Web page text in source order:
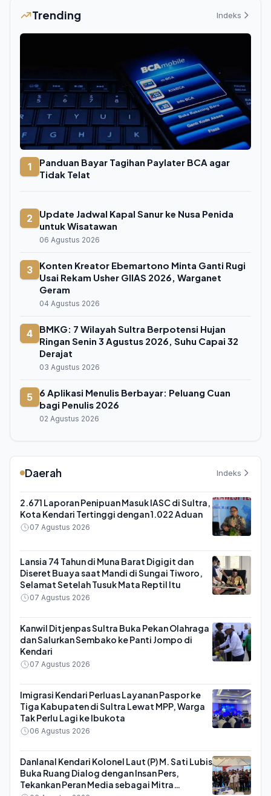
Trending Indeks
1
Panduan Bayar Tagihan Paylater BCA agar
Tidak Telat
2
Update Jadwal Kapal Sanur ke Nusa Penida
untuk Wisatawan
06 Agustus 2026
3
Konten Kreator Ebemartono Minta Ganti Rugi
Usai Rekam Usher GIIAS 2026, Warganet
Geram
04 Agustus 2026
4
BMKG: 7 Wilayah Sultra Berpotensi Hujan
Ringan Senin 3 Agustus 2026, Suhu Capai 32
Derajat
03 Agustus 2026
5
6 Aplikasi Menulis Berbayar: Peluang Cuan
bagi Penulis 2026
02 Agustus 2026
Daerah Indeks
2.671 Laporan Penipuan Masuk IASC di Sultra,
Kota Kendari Tertinggi dengan 1.022 Aduan
07 Agustus 2026
Lansia 74 Tahun di Muna Barat Digigit dan
Diseret Buaya saat Mandi di Sungai Tiworo,
Selamat Setelah Tusuk Mata Reptil Itu
07 Agustus 2026
Kanwil Ditjenpas Sultra Buka Pekan Olahraga
dan Salurkan Sembako ke Panti Jompo di
Kendari
07 Agustus 2026
Imigrasi Kendari Perluas Layanan Paspor ke
Tiga Kabupaten di Sultra Lewat MPP, Warga
Tak Perlu Lagi ke Ibukota
06 Agustus 2026
Danlanal Kendari Kolonel Laut (P) M. Sati Lubis
Buka Ruang Dialog dengan Insan Pers,
Tekankan Peran Media sebagai Mitra